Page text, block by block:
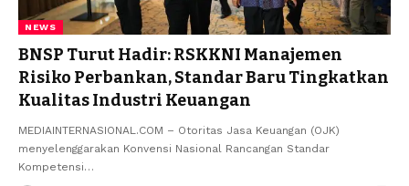
NEWS
BNSP Turut Hadir: RSKKNI Manajemen
Risiko Perbankan, Standar Baru Tingkatkan
Kualitas Industri Keuangan
MEDIAINTERNASIONAL.COM – Otoritas Jasa Keuangan (OJK)
menyelenggarakan Konvensi Nasional Rancangan Standar
Kompetensi…